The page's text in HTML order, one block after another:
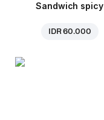
Sandwich spicy
IDR 60.000